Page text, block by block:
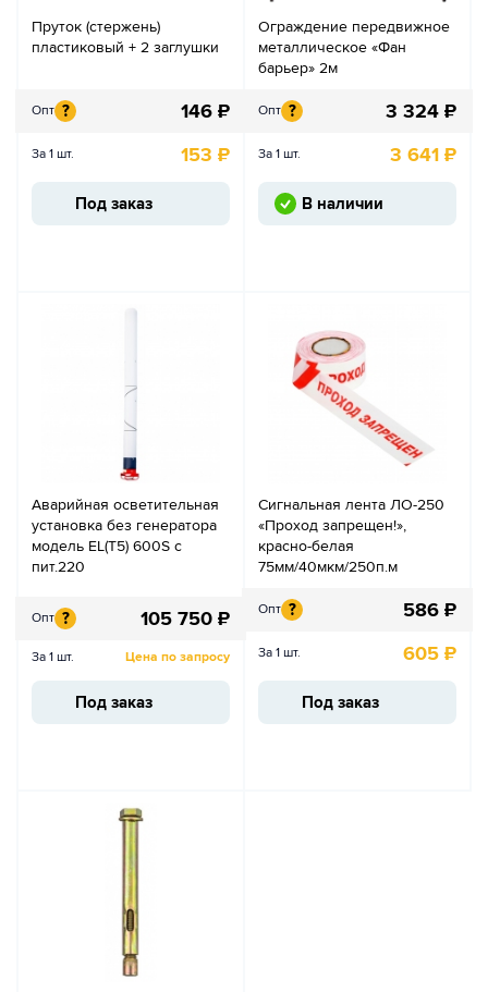
Пруток (стержень)
пластиковый + 2 заглушки
Опт ? 146 ₽
За 1 шт. 153 ₽
Под заказ
Ограждение передвижное
металлическое «Фан
барьер» 2м
Опт ? 3 324 ₽
За 1 шт. 3 641 ₽
В наличии
Аварийная осветительная
установка без генератора
модель EL(T5) 600S с
пит.220
Опт ? 105 750 ₽
За 1 шт. Цена по запросу
Под заказ
Сигнальная лента ЛО-250
«Проход запрещен!»,
красно-белая
75мм/40мкм/250п.м
Опт ? 586 ₽
За 1 шт. 605 ₽
Под заказ